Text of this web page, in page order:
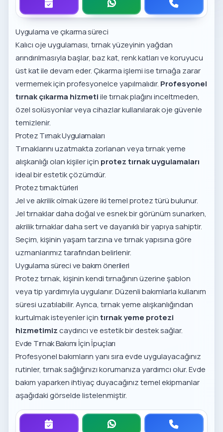
Uygulama ve çıkarma süreci
Kalıcı oje uygulaması, tırnak yüzeyinin yağdan
arındırılmasıyla başlar, baz kat, renk katları ve koruyucu
üst kat ile devam eder. Çıkarma işlemi ise tırnağa zarar
vermemek için profesyonelce yapılmalıdır. Profesyonel
tırnak çıkarma hizmetiile tırnak plağını inceltmeden,
özel solüsyonlar veya cihazlar kullanılarak oje güvenle
temizlenir.
Protez Tırnak Uygulamaları
Tırnaklarını uzatmakta zorlanan veya tırnak yeme
alışkanlığı olan kişiler için protez tırnak uygulamaları
ideal bir estetik çözümdür.
Protez tırnak türleri
Jel ve akrilik olmak üzere iki temel protez türü bulunur.
Jel tırnaklar daha doğal ve esnek bir görünüm sunarken,
akrilik tırnaklar daha sert ve dayanıklı bir yapıya sahiptir.
Seçim, kişinin yaşam tarzına ve tırnak yapısına göre
uzmanlarımız tarafından belirlenir.
Uygulama süreci ve bakım önerileri
Protez tırnak, kişinin kendi tırnağının üzerine şablon
veya tip yardımıyla uygulanır. Düzenli bakımlarla kullanım
süresi uzatılabilir. Ayrıca, tırnak yeme alışkanlığından
kurtulmak isteyenler içintırnak yeme protezi
hizmetimizcaydırıcı ve estetik bir destek sağlar.
Evde Tırnak Bakımı İçin İpuçları
Profesyonel bakımların yanı sıra evde uygulayacağınız
rutinler, tırnak sağlığınızı korumanıza yardımcı olur. Evde
bakım yaparken ihtiyaç duyacağınız temel ekipmanlar
aşağıdaki görselde listelenmiştir.